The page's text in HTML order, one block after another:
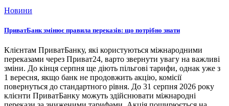
Новини
ПриватБанк змінює правила переказів: що потрібно знати
Клієнтам ПриватБанку, які користуються міжнародними
переказами через Приват24, варто звернути увагу на важливі
зміни. До кінця серпня ще діють пільгові тарифи, однак уже з
1 вересня, якщо банк не продовжить акцію, комісії
повернуться до стандартного рівня. До 31 серпня 2026 року
клієнти ПриватБанку можуть здійснювати міжнародні